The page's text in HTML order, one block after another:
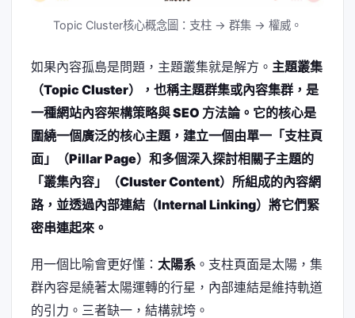
Topic Cluster核心概念圖：支柱 → 群集 → 權威。
如果內容孤島是問題，主題叢集就是解方。 主題叢集
（Topic Cluster），也稱主題群集或內容集群，是
一種網站內容架構策略與 SEO 方法論。它的核心是
圍繞一個廣泛的核心主題，建立一個由單一「支柱頁
面」（Pillar Page）和多個深入探討相關子主題的
「叢集內容」（Cluster Content）所組成的內容網
路，並透過內部連結（Internal Linking）將它們緊
密串連起來。
用一個比喻會更好懂： 太陽系 。支柱頁面是太陽，集
群內容是繞著太陽運轉的行星，內部連結是維持軌道
的引力。三者缺一，結構就垮。